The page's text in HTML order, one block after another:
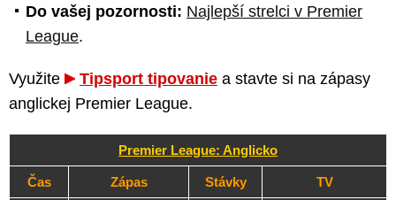
Do vašej pozornosti: Najlepší strelci v Premier
League.
Využite Tipsport tipovanie a stavte si na zápasy
anglickej Premier League.
Premier League: Anglicko
Čas Zápas Stávky TV